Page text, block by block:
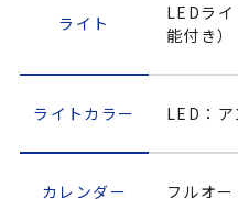
ライト
LEDラ
能付き）
ライトカラー LED：ア
カレンダー フルオ